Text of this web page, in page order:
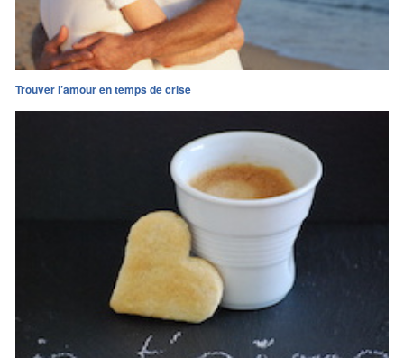
Trouver l’amour en temps de crise